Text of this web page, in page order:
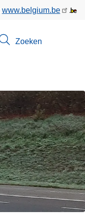
www.belgium.be
Zoeken